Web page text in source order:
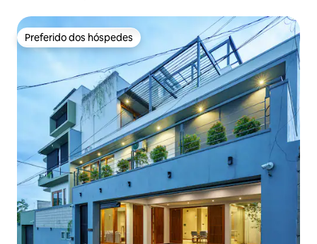
Preferido dos hóspedes
Preferido dos hóspedes